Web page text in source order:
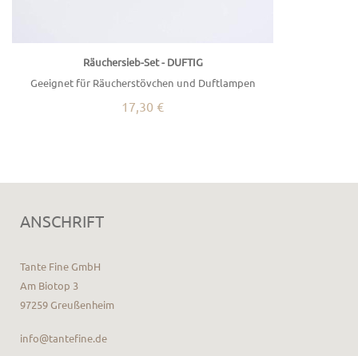
Räuchersieb-Set - DUFTIG
Geeignet für Räucherstövchen und Duftlampen
17,30 €
ANSCHRIFT
Tante Fine GmbH
Am Biotop 3
97259 Greußenheim
info@tantefine.de